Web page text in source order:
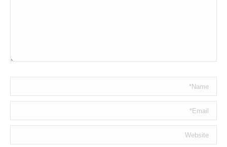
Name *
Email *
Website